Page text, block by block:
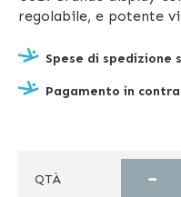
regolabile, e potente
Spese di spedizione
Pagamento in
QTÀ −